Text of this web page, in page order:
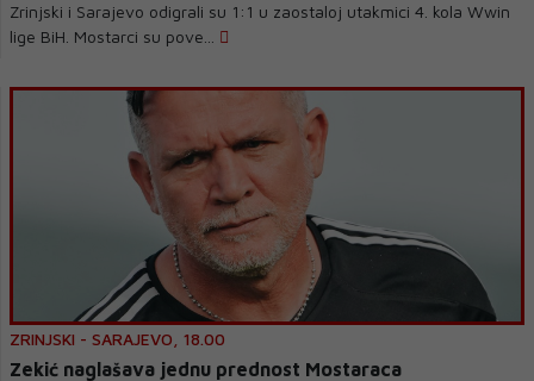
Zrinjski i Sarajevo odigrali su 1:1 u zaostaloj utakmici 4. kola Wwin
lige BiH. Mostarci su pove...
ZRINJSKI - SARAJEVO, 18.00
Zekić naglašava jednu prednost Mostaraca